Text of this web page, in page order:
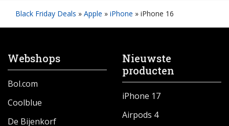
Black Friday Deals » Apple » iPhone » iPhone 16
Webshops
Bol.com
Coolblue
De Bijenkorf
Nieuwste
producten
iPhone 17
Airpods 4